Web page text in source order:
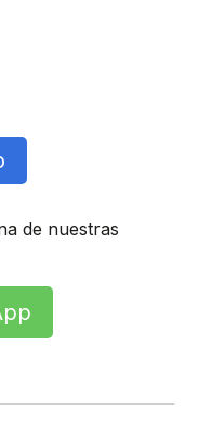
de nuestras